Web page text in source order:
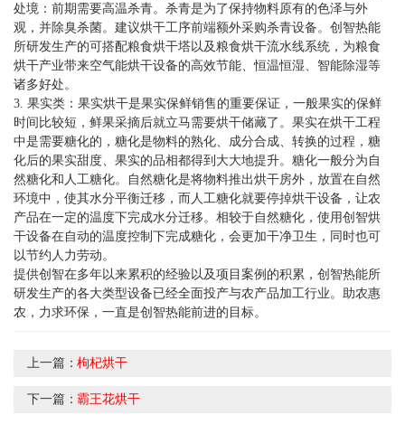
处境：前期需要高温杀青。杀青是为了保持物料原有的色泽与外
观，并除臭杀菌。建议烘干工序前端额外采购杀青设备。创智热能
所研发生产的可搭配粮食烘干塔以及粮食烘干流水线系统，为粮食
烘干产业带来空气能烘干设备的高效节能、恒温恒湿、智能除湿等
诸多好处。
3. 果实类：果实烘干是果实保鲜销售的重要保证，一般果实的保鲜
时间比较短，鲜果采摘后就立马需要烘干储藏了。果实在烘干工程
中是需要糖化的，糖化是物料的熟化、成分合成、转换的过程，糖
化后的果实甜度、果实的品相都得到大大地提升。糖化一般分为自
然糖化和人工糖化。自然糖化是将物料推出烘干房外，放置在自然
环境中，使其水分平衡迁移，而人工糖化就要停掉烘干设备，让农
产品在一定的温度下完成水分迁移。相较于自然糖化，使用创智烘
干设备在自动的温度控制下完成糖化，会更加干净卫生，同时也可
以节约人力劳动。
提供创智在多年以来累积的经验以及项目案例的积累，创智热能所
研发生产的各大类型设备已经全面投产与农产品加工行业。助农惠
农，力求环保，一直是创智热能前进的目标。
上一篇：枸杞烘干
下一篇：霸王花烘干